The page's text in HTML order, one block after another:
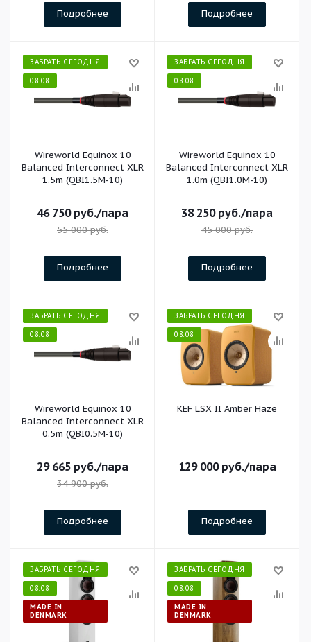
Подробнее Подробнее
ЗАБРАТЬ СЕГОДНЯ
08.08
Wireworld Equinox 10
Balanced Interconnect XLR
1.5m (QBI1.5M-10)
46 750руб./пара
55 000руб.
Подробнее
ЗАБРАТЬ СЕГОДНЯ
08.08
Wireworld Equinox 10
Balanced Interconnect XLR
1.0m (QBI1.0M-10)
38 250руб./пара
45 000руб.
Подробнее
ЗАБРАТЬ СЕГОДНЯ
08.08
Wireworld Equinox 10
Balanced Interconnect XLR
0.5m (QBI0.5M-10)
29 665 руб./пара
34 900руб.
Подробнее
ЗАБРАТЬ СЕГОДНЯ
08.08
KEF LSX II Amber Haze
129 000руб./пара
Подробнее
ЗАБРАТЬ СЕГОДНЯ
08.08
MADE IN
DENMARK
ЗАБРАТЬ СЕГОДНЯ
08.08
MADE IN
DENMARK